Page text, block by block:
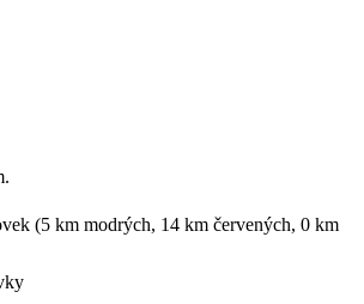
(5 km modrých, 14 km červených, 0 km